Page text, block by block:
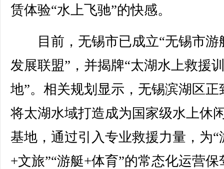
赁体验“水上飞驰”的快感。
目前，无锡市已成立“无锡市游
发展联盟”，并揭牌“太湖水上救援
地”。相关规划显示，无锡滨湖区正
将太湖水域打造成为国家级水上休
基地，通过引入专业救援力量，为“
+文旅”“游艇+体育”的常态化运营保